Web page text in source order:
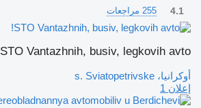
4.1 255 مراجعات
STO Vantazhnih, busiv, legkovih avto!
أوكرانيا، s. Sviatopetrivske
إعلان 1